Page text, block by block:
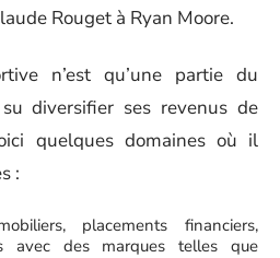
Rouget à Ryan Moore.
n’est qu’une partie du
diversifier ses revenus de
quelques domaines où il
:
placements financiers,
avec des marques telles que